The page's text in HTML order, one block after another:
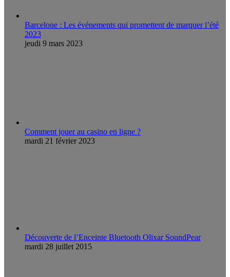
Barcelone : Les événements qui promettent de marquer l’été
2023
jeudi 9 mars 2023
Comment jouer au casino en ligne ?
mardi 21 février 2023
Découverte de l’Enceinte Bluetooth Olixar SoundPear
mardi 28 juillet 2015